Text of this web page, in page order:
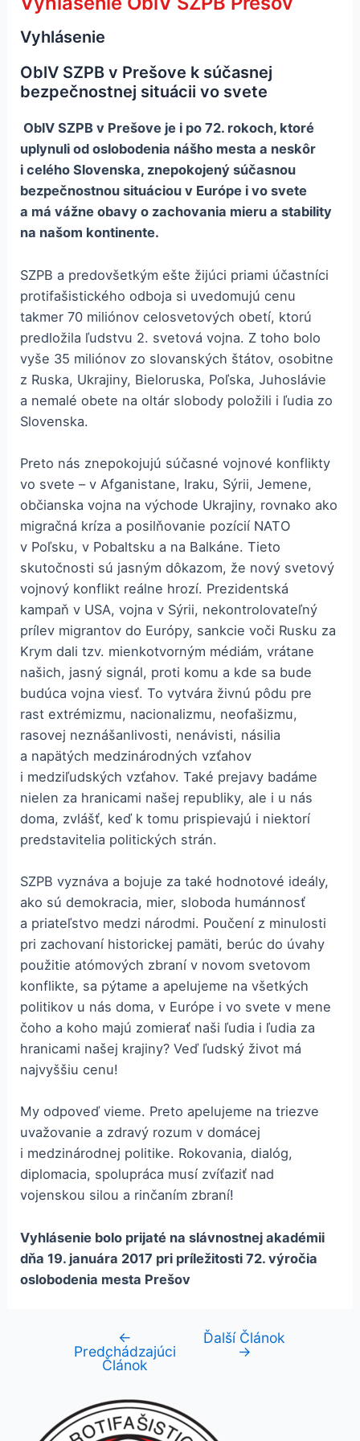
Vyhlásenie
OblV SZPB v Prešove k súčasnej
bezpečnostnej situácii vo svete
OblV SZPB v Prešove je i po 72. rokoch, ktoré
uplynuli od oslobodenia nášho mesta a neskôr
i celého Slovenska, znepokojený súčasnou
bezpečnostnou situáciou v Európe i vo svete
a má vážne obavy o zachovania mieru a stability
na našom kontinente.
SZPB a predovšetkým ešte žijúci priami účastníci
protifašistického odboja si uvedomujú cenu
takmer 70 miliónov celosvetových obetí, ktorú
predložila ľudstvu 2. svetová vojna. Z toho bolo
vyše 35 miliónov zo slovanských štátov, osobitne
z Ruska, Ukrajiny, Bieloruska, Poľska, Juhoslávie
a nemalé obete na oltár slobody položili i ľudia zo
Slovenska.
Preto nás znepokojujú súčasné vojnové konflikty
vo svete – v Afganistane, Iraku, Sýrii, Jemene,
občianska vojna na východe Ukrajiny, rovnako ako
migračná kríza a posilňovanie pozícií NATO
v Poľsku, v Pobaltsku a na Balkáne. Tieto
skutočnosti sú jasným dôkazom, že nový svetový
vojnový konflikt reálne hrozí. Prezidentská
kampaň v USA, vojna v Sýrii, nekontrolovateľný
prílev migrantov do Európy, sankcie voči Rusku za
Krym dali tzv. mienkotvorným médiám, vrátane
našich, jasný signál, proti komu a kde sa bude
budúca vojna viesť. To vytvára živnú pôdu pre
rast extrémizmu, nacionalizmu, neofašizmu,
rasovej neznášanlivosti, nenávisti, násilia
a napätých medzinárodných vzťahov
i medziľudských vzťahov. Také prejavy badáme
nielen za hranicami našej republiky, ale i u nás
doma, zvlášť, keď k tomu prispievajú i niektorí
predstavitelia politických strán.
SZPB vyznáva a bojuje za také hodnotové ideály,
ako sú demokracia, mier, sloboda humánnosť
a priateľstvo medzi národmi. Poučení z minulosti
pri zachovaní historickej pamäti, berúc do úvahy
použitie atómových zbraní v novom svetovom
konflikte, sa pýtame a apelujeme na všetkých
politikov u nás doma, v Európe i vo svete v mene
čoho a koho majú zomierať naši ľudia i ľudia za
hranicami našej krajiny? Veď ľudský život má
najvyššiu cenu!
My odpoveď vieme. Preto apelujeme na triezve
uvažovanie a zdravý rozum v domácej
i medzinárodnej politike. Rokovania, dialóg,
diplomacia, spolupráca musí zvíťaziť nad
vojenskou silou a rinčaním zbraní!
Vyhlásenie bolo prijaté na slávnostnej akadémii
dňa 19. januára 2017 pri príležitosti 72. výročia
oslobodenia mesta Prešov
←
Predchádzajúci
Článok
Ďalší Článok
→